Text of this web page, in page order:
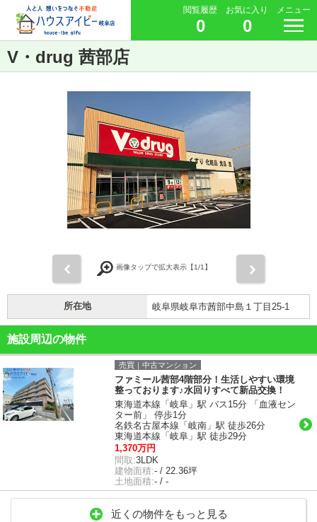
閲覧履歴
0
お気に入り
0
メニュー
V・drug 茜部店
画像タップで拡大表示【1/1】
所在地 岐阜県岐阜市茜部中島１丁目25-1
施設周辺の物件
売買｜中古マンション
ファミール茜部4階部分！生活しやすい環境
整っております♪水回りすべて新品交換！
東海道本線「岐阜」駅 バス15分 「血液セン
ター前」 停歩1分
名鉄名古屋本線「岐南」駅 徒歩26分
東海道本線「岐阜」駅 徒歩29分
1,370万円
間取:3LDK
建物面積:- / 22.36坪
土地面積:- / -
近くの物件をもっと見る